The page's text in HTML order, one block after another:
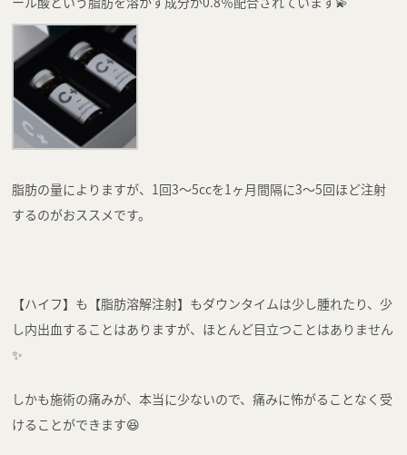
脂肪の量によりますが、1回3～5ccを1ヶ月間隔に3～5回ほど注射
するのがおススメです。
【ハイフ】も【脂肪溶解注射】もダウンタイムは少し腫れたり、少
し内出血することはありますが、ほとんど目立つことはありません
✨
しかも施術の痛みが、本当に少ないので、痛みに怖がることなく受
けることができます😆